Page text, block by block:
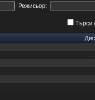
Режисьор:
Търси